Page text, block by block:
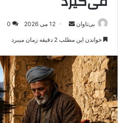
بی‌تاوان
ر
ا
ل
ا
ی
م
ی
12 می 2026 0
خواندن این مطلب 2 دقیقه زمان میبرد